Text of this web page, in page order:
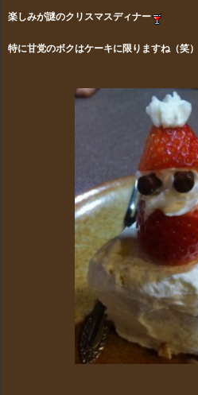
楽しみが謎のクリスマスディナー
特に甘党のボクはケーキに限りますね（笑）